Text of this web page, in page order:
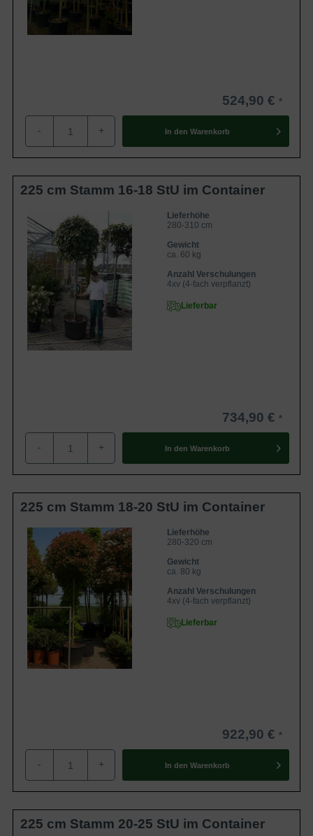
524,90 €
- + In den Warenkorb
225 cm Stamm 16-18 StU im Container
Lieferhöhe
280-310 cm
Gewicht
ca. 60 kg
Anzahl Verschulungen
4xv (4-fach verpflanzt)
Lieferbar
734,90 €
- + In den Warenkorb
225 cm Stamm 18-20 StU im Container
Lieferhöhe
280-320 cm
Gewicht
ca. 80 kg
Anzahl Verschulungen
4xv (4-fach verpflanzt)
Lieferbar
922,90 €
- + In den Warenkorb
225 cm Stamm 20-25 StU im Container